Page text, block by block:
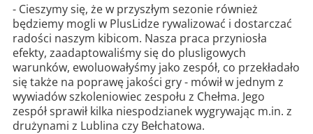
- Cieszymy się, że w przyszłym sezonie również
będziemy mogli w PlusLidze rywalizować i dostarczać
radości naszym kibicom. Nasza praca przyniosła
efekty, zaadaptowaliśmy się do plusligowych
warunków, ewoluowałyśmy jako zespół, co przekładało
się także na poprawę jakości gry - mówił w jednym z
wywiadów szkoleniowiec zespołu z Chełma. Jego
zespół sprawił kilka niespodzianek wygrywając m.in. z
drużynami z Lublina czy Bełchatowa.